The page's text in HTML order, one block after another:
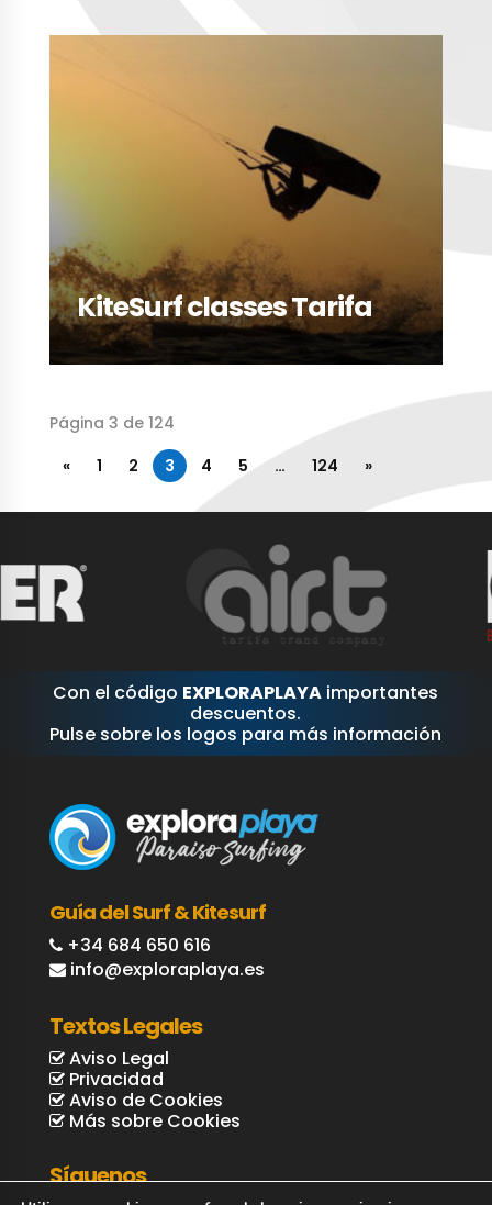
KiteSurf classes Tarifa
Página 3 de 124
«
1 2 3 4 5 … 124 »
Con el código EXPLORAPLAYA importantes
descuentos.
Pulse sobre los logos para más información
Guía del Surf & Kitesurf
+34 684 650 616
info@exploraplaya.es
Textos Legales
Aviso Legal
Privacidad
Aviso de Cookies
Más sobre Cookies
Síguenos